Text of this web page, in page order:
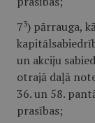
73) pārrauga,
un akciju
otrajā daļā
36. un 58.
prasības;